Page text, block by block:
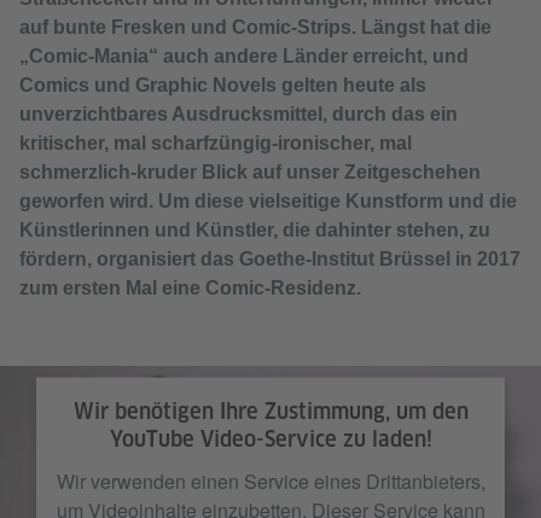
auf bunte Fresken und Comic-Strips. Längst hat die
„Comic-Mania“ auch andere Länder erreicht, und
Comics und Graphic Novels gelten heute als
unverzichtbares Ausdrucksmittel, durch das ein
kritischer, mal scharfzüngig-ironischer, mal
schmerzlich-kruder Blick auf unser Zeitgeschehen
geworfen wird. Um diese vielseitige Kunstform und die
Künstlerinnen und Künstler, die dahinter stehen, zu
fördern, organisiert das Goethe-Institut Brüssel in 2017
zum ersten Mal eine Comic-Residenz.
Wir benötigen Ihre Zustimmung, um den
YouTube Video-Service zu laden!
Wir verwenden einen Service eines Drittanbieters,
um Videoinhalte einzubetten. Dieser Service kann